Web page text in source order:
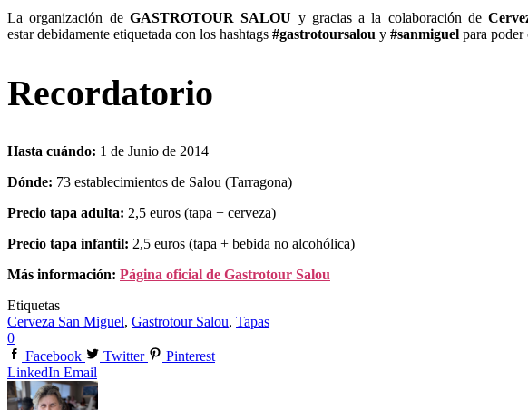
La organización de GASTROTOUR SALOU y gracias a la colaboración de
estar debidamente etiquetada con los hashtags #gastrotoursalou y #sanmiguel para poder
Recordatorio
Hasta cuándo: 1 de Junio de 2014
Dónde: 73 establecimientos de Salou (Tarragona)
Precio tapa adulta: 2,5 euros (tapa + cerveza)
Precio tapa infantil: 2,5 euros (tapa + bebida no alcohólica)
Más información: Página oficial de Gastrotour Salou
Etiquetas
Cerveza San Miguel, Gastrotour Salou, Tapas
0
Facebook
Twitter
Pinterest
LinkedIn Email